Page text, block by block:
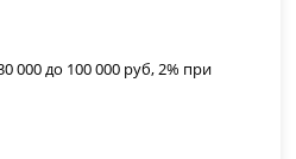
000 до 100 000 руб, 2% при